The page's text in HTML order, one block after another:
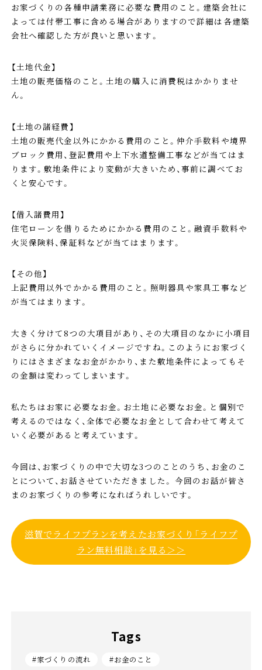
お家づくりの各種申請業務に必要な費用のこと。建築会社に
よっては付帯工事に含める場合がありますので詳細は各建築
会社へ確認した方が良いと思います。
【土地代金】
土地の販売価格のこと。土地の購入に消費税はかかりませ
ん。
【土地の諸経費】
土地の販売代金以外にかかる費用のこと。仲介手数料や境界
ブロック費用、登記費用や上下水道整備工事などが当てはま
ります。敷地条件により変動が大きいため、事前に調べてお
くと安心です。
【借入諸費用】
住宅ローンを借りるためにかかる費用のこと。融資手数料や
火災保険料、保証料などが当てはまります。
【その他】
上記費用以外でかかる費用のこと。照明器具や家具工事など
が当てはまります。
大きく分けて8つの大項目があり、その大項目のなかに小項目
がさらに分かれていくイメージですね。このようにお家づく
りにはさまざまなお金がかかり、また敷地条件によってもそ
の金額は変わってしまいます。
私たちはお家に必要なお金。お土地に必要なお金。と個別で
考えるのではなく、全体で必要なお金として合わせて考えて
いく必要があると考えています。
今回は、お家づくりの中で大切な3つのことのうち、お金のこ
とについて、お話させていただきました。 今回のお話が皆さ
まのお家づくりの参考になればうれしいです。
滋賀でライフプランを考えたお家づくり「ライフプ
ラン無料相談」を見る＞＞
Tags
#家づくりの流れ #お金のこと